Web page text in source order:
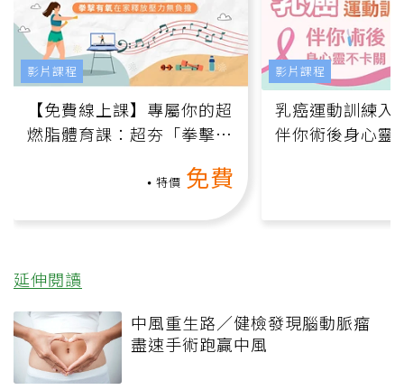
【免費線上課】專屬你的超
燃脂體育課：超夯「拳擊有
特價 免費
影片課程
乳癌運動訓練入
伴你術後身心靈
影片課程
延伸閱讀
中風重生路／健檢發現腦動脈瘤
盡速手術跑贏中風